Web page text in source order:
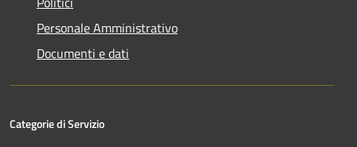
Personale Amministrativo
Documenti e dati
Categorie di Servizio